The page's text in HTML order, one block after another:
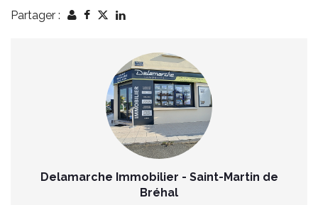
Partager :
Delamarche Immobilier - Saint-Martin de
Bréhal